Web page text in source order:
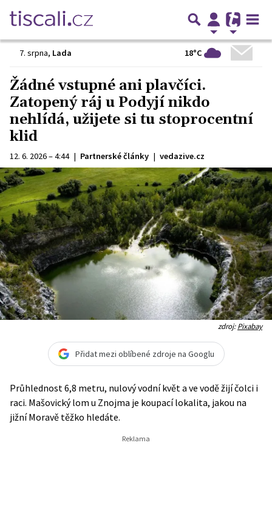
7. srpna, Lada 18°C
Žádné vstupné ani plavčíci.
Zatopený ráj u Podyjí nikdo
nehlídá, užijete si tu stoprocentní
klid
12. 6. 2026 – 4:44 | Partnerské články | vedazive.cz
zdroj:Pixabay
Přidat mezi oblíbené zdroje na Googlu
Průhlednost 6,8 metru, nulový vodní květ a ve vodě žijí čolci i
raci. Mašovický lom u Znojma je koupací lokalita, jakou na
jižní Moravě těžko hledáte.